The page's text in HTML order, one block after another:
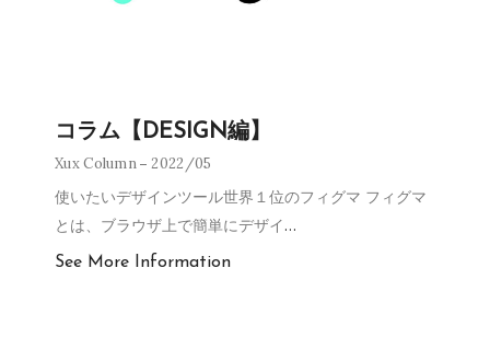
コラム【DESIGN編】
Xux Column 2022/05
使いたいデザインツール世界１位のフィグマ フィグマ
とは、ブラウザ上で簡単にデザイ…
See More Information